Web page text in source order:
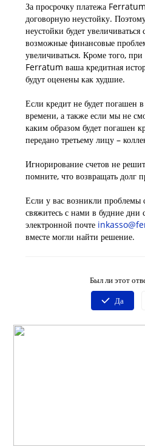
За просрочку платежа
договорную неустойку.
неустойки будет
возможные финансовые
увеличиваться. Кроме того,
Ferratum ваша кредитная
будут оценены как худшие.
Если кредит не будет погашен
времени, а также если мы не
каким образом будет погашен
передано третьему лицу –
Игнорирование счетов не
помните, что возвращать долг
Если у вас возникли проблемы
свяжитесь с нами в будние
электронной почте
вместе могли найти решение.
Был ли этот
Да